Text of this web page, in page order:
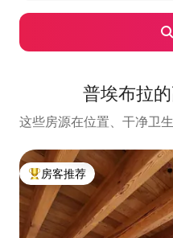
普埃布拉
这些房源在位置、干净卫
热门「房客推荐」
房客推荐